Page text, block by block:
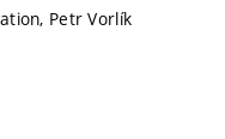
Petr Vorlík